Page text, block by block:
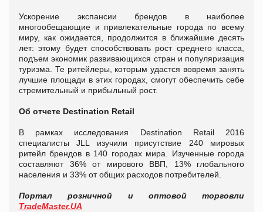
Ускорение экспансии брендов в наиболее
многообещающие и привлекательные города по всему
миру, как ожидается, продолжится в ближайшие десять
лет: этому будет способствовать рост среднего класса,
подъем экономик развивающихся стран и популяризация
туризма. Те ритейлеры, которым удастся вовремя занять
лучшие площади в этих городах, смогут обеспечить себе
стремительный и прибыльный рост.
Об отчете Destination Retail
В рамках исследования Destination Retail 2016
специалисты JLL изучили присутствие 240 мировых
ритейл брендов в 140 городах мира. Изученные города
составляют 36% от мирового ВВП, 13% глобального
населения и 33% от общих расходов потребителей.
Портал розничной и оптовой торговли
TradeMaster.UA